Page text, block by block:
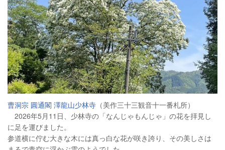
曹洞宗 圓通閣 澤龍山少林寺 （美作三十三観音十一番札所）
2026年5月11日、少林寺の「なんじゃもんじゃ」の花を拝見し
に足を運びました。
参道横に佇む大きな木には真っ白な花が咲き誇り、その美しさは